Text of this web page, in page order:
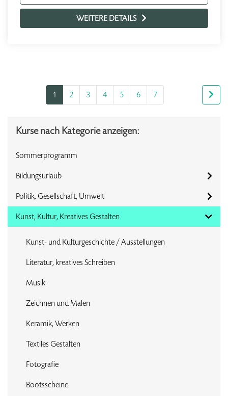
WEITERE DETAILS
1 2 3 4 5 6 7
Kurse nach Kategorie anzeigen:
Sommerprogramm
Bildungsurlaub
Politik, Gesellschaft, Umwelt
Kunst, Kultur, Kreatives Gestalten
Kunst- und Kulturgeschichte / Ausstellungen
Literatur, kreatives Schreiben
Musik
Zeichnen und Malen
Keramik, Werken
Textiles Gestalten
Fotografie
Bootsscheine